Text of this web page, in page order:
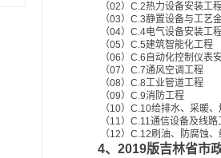
（02）C.2热力设备安装工
（03）C.3静置设备与工艺
（04）C.4电气设备安装工
（05）C.5建筑智能化工程
（06）C.6自动化控制仪表
（07）C.7通风空调工程
（08）C.8工业管道工程
（09）C.9消防工程
（10）C.10给排水、采暖
（11）C.11通信设备及线路
（12）C.12刷油、防腐蚀
4、2019版吉林省市